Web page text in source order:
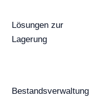
Lösungen zur
Lagerung
Bestandsverwaltung